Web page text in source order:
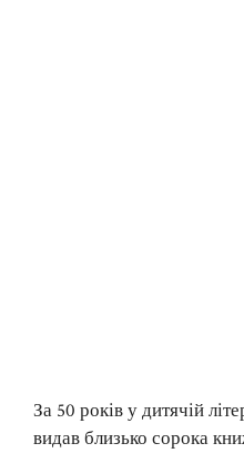
За 50 років у дитячій
видав близько сорока